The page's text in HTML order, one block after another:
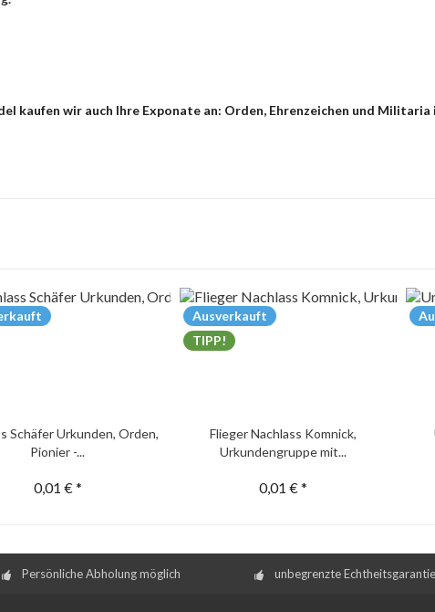
kaufen wir auch Ihre Exponate an: Orden, Ehrenzeichen und
Schäfer Urkunden, Orden,
Pionier -...
0,01 € *
Ausverkauft
TIPP!
Flieger Nachlass Komnick,
Urkundengruppe mit...
0,01 € *
Persönliche Abholung möglich unbegrenzte Echtheitsgarantie